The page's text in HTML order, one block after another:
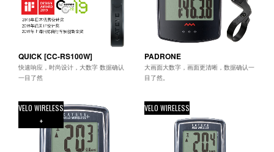
QUICK [CC-RS100W]
快速响应，时尚设计，大数字 数据确认
一目了然
PADRONE
大画面大数字，画面更清晰，数据确认一
目了然。
VELO WIRELESS
+
VELO WIRELESS